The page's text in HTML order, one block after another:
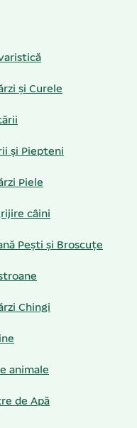
și Curele
și Piepteni
Piele
câini
Pești și Broscuțe
Chingi
animale
de Apă